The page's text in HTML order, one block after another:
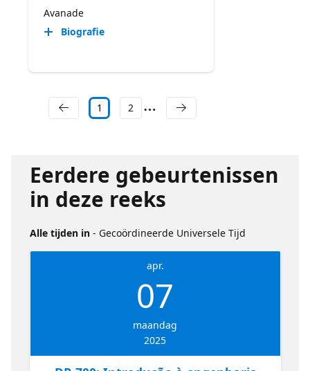
Avanade
Biografie
1 2
Eerdere gebeurtenissen
in deze reeks
Alle tijden in - Gecoördineerde Universele Tijd
apr.
07
maandag
2025